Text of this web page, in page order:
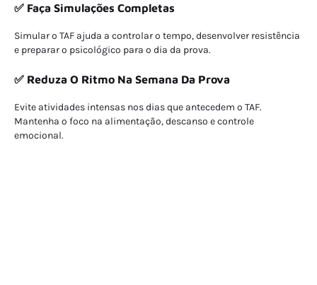
✅ Faça Simulações Completas
Simular o TAF ajuda a controlar o tempo, desenvolver resistência
e preparar o psicológico para o dia da prova.
✅ Reduza O Ritmo Na Semana Da Prova
Evite atividades intensas nos dias que antecedem o TAF.
Mantenha o foco na alimentação, descanso e controle
emocional.